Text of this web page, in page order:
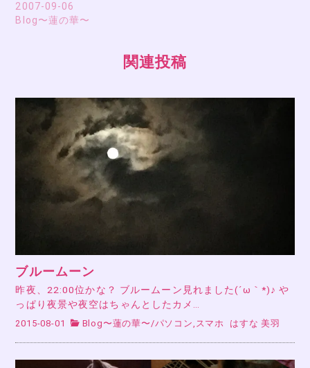
2007-09-06
Blog〜蓮の華〜
関連投稿
ブルームーン
昨夜、22:00位かな？ ブルームーン見れました(´ω｀*)♪ や
っぱり夜景や夜空はちゃんとしたカメ…
2015-08-01 Blog〜蓮の華〜/パソコン,スマホ はすな 美羽